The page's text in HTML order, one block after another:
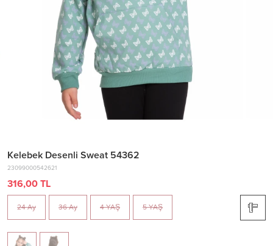
Kelebek Desenli Sweat 54362
23099000542621
316,00 TL
24 Ay 36 Ay 4 YAŞ 5 YAŞ